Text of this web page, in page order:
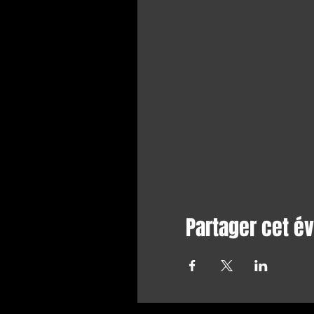
Partager cet